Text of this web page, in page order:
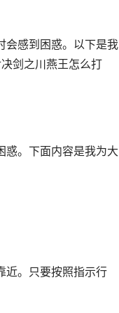
会感到困惑。以下是我
剑之川燕王怎么打
惑。下面内容是我为大
近。只要按照指示行